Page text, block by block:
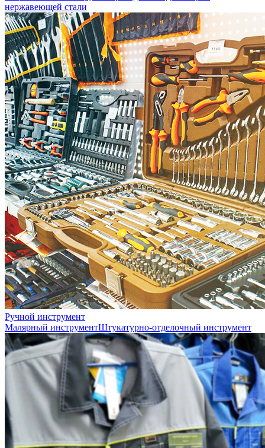
нержавеющей стали
Ручной инструмент
Малярный инструментШтукатурно-отделочный инструмент